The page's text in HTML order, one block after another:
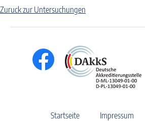
Zuruck zur Untersuchungen
Startseite Impressum